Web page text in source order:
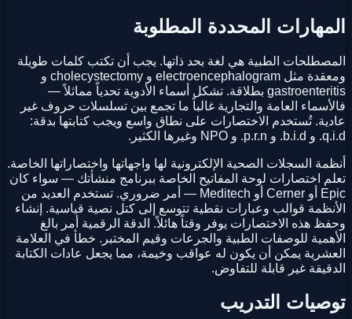
المهارات المحددة المطلوبة
المصطلحات الطبية هي لغة بحد ذاتها. يجب أن تكتب كلمات طويلة
ومعقدة مثل electroencephalogram و cholecystectomy و
gastroenteritis بطلاقة. تشكل أسماء الأدوية تحدياً مماثلاً —
فالأسماء العامة والتجارية غالباً ما تجمع بين تسلسلات حروف غير
عادية. تُستخدم الاختصارات على نطاق واسع ويجب كتابتها بدقة:
q.i.d. و b.i.d. و p.r.n. و NPO وغيرها الكثير.
أنظمة السجلات الصحية الإلكترونية لها واجهاتها واختصاراتها الخاصة.
تعلم اختصارات لوحة المفاتيح الخاصة ببرنامج منشأتك — سواء كان
Epic أو Cerner أو Meditech — أمر ضروري. تستخدم العديد من
الأنظمة قوالب وعبارات نقطية تتوسع إلى كتل نصية قياسية. إنشاء
وحفظ هذه الاختصارات يوفر وقتاً هائلاً. الدقة الرقمية أمر بالغ
الأهمية للوصفات الطبية والجرعات وقيم المختبر. خطأ في العلامة
العشرية يمكن أن يكون له عواقب وخيمة، مما يجعل عادات الكتابة
الدقيقة غير قابلة للتفاوض.
توصيات التدريب